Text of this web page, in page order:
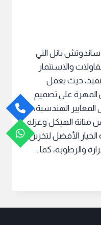
بانل التي
والاستثمار
حيث يعمل
المهرة على تصميم
الهندسية،
متانة الهيكل وعزله
الأفضل لتخزين
والرطوبة، كما…